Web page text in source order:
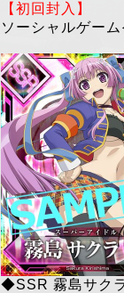
【初回封入】
ソーシャルゲー
◆SSR 霧島サク